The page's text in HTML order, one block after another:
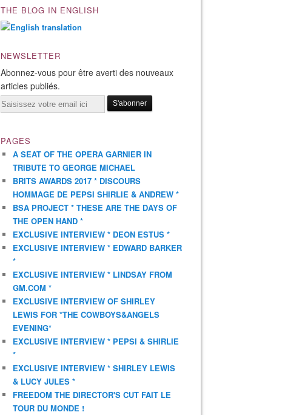
THE BLOG IN ENGLISH
NEWSLETTER
Abonnez-vous pour être averti des nouveaux
articles publiés.
Email
PAGES
A SEAT OF THE OPERA GARNIER IN
TRIBUTE TO GEORGE MICHAEL
BRITS AWARDS 2017 * DISCOURS
HOMMAGE DE PEPSI SHIRLIE & ANDREW *
BSA PROJECT * THESE ARE THE DAYS OF
THE OPEN HAND *
EXCLUSIVE INTERVIEW * DEON ESTUS *
EXCLUSIVE INTERVIEW * EDWARD BARKER
*
EXCLUSIVE INTERVIEW * LINDSAY FROM
GM.COM *
EXCLUSIVE INTERVIEW OF SHIRLEY
LEWIS FOR *THE COWBOYS&ANGELS
EVENING*
EXCLUSIVE INTERVIEW * PEPSI & SHIRLIE
*
EXCLUSIVE INTERVIEW * SHIRLEY LEWIS
& LUCY JULES *
FREEDOM THE DIRECTOR'S CUT FAIT LE
TOUR DU MONDE !